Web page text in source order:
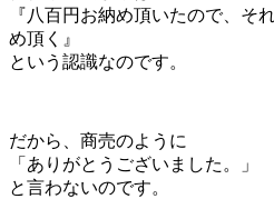
『八百円お納め頂いたので、そ
め頂く』
という認識なのです。
だから、商売のように
「ありがとうございました。」
と言わないのです。